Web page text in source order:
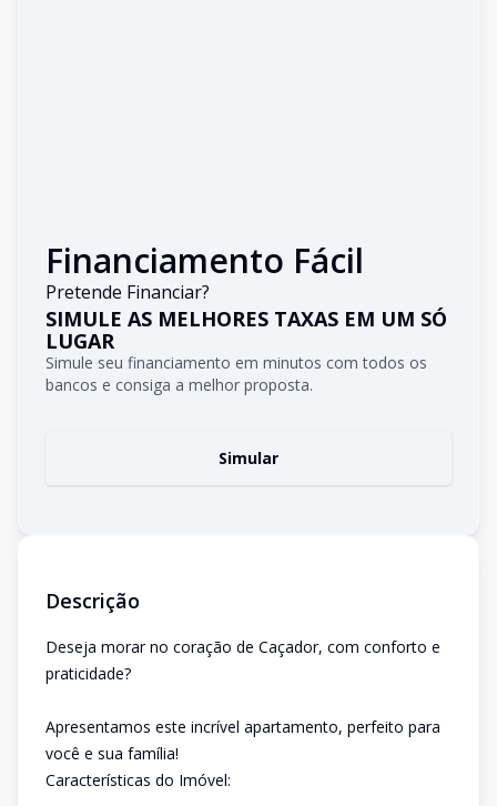
Financiamento Fácil
Pretende Financiar?
SIMULE AS MELHORES TAXAS EM UM SÓ
LUGAR
Simule seu financiamento em minutos com todos os
bancos e consiga a melhor proposta.
Simular
Descrição
Deseja morar no coração de Caçador, com conforto e
praticidade?
Apresentamos este incrível apartamento, perfeito para
você e sua família!
Características do Imóvel: